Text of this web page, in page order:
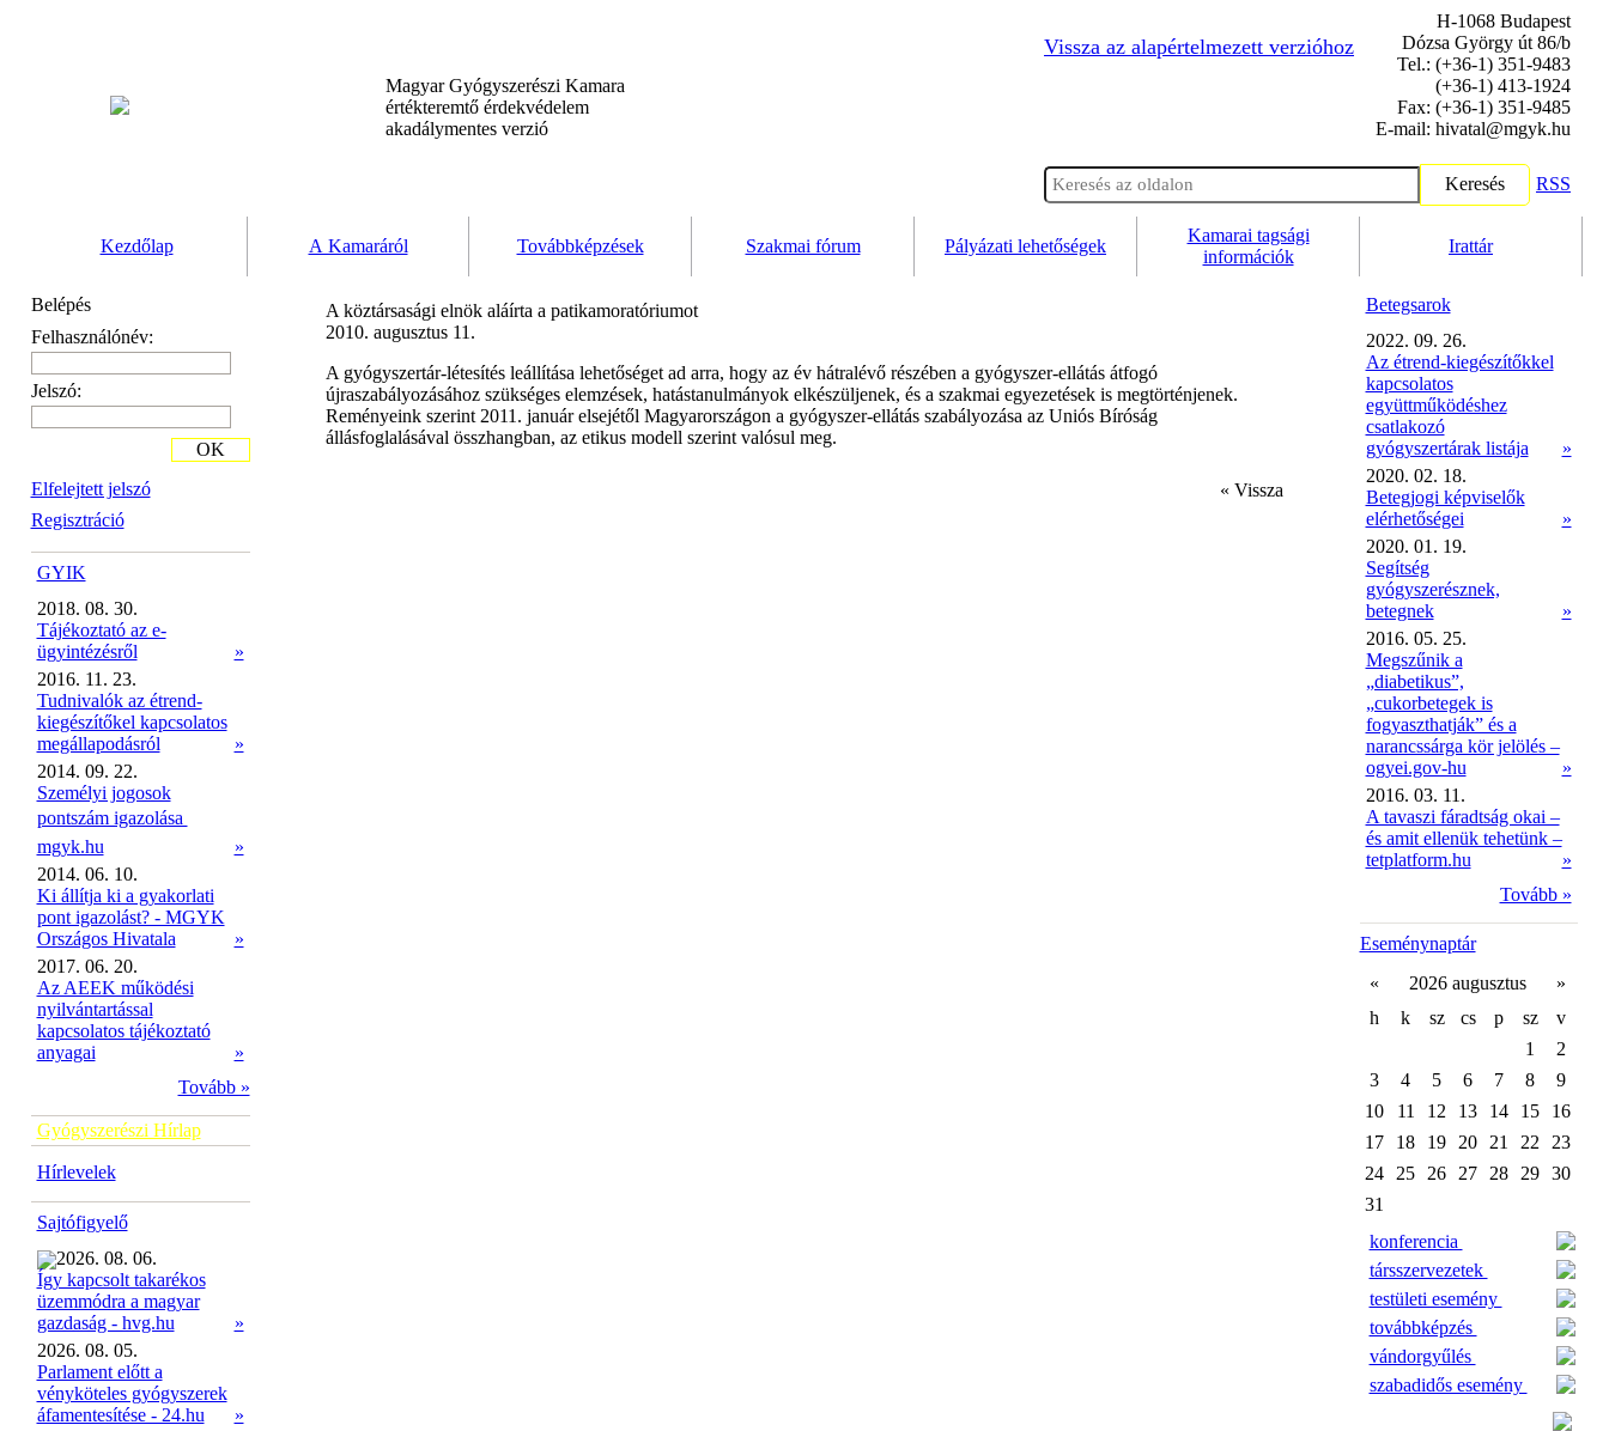
Magyar Gyógyszerészi Kamara
értékteremtő érdekvédelem
akadálymentes verzió
Vissza az alapértelmezett verzióhoz
H-1068 Budapest
Dózsa György út 86/b
Tel.: (+36-1) 351-9483
(+36-1) 413-1924
Fax: (+36-1) 351-9485
E-mail: hivatal@mgyk.hu
Keresés RSS
Kezdőlap A Kamaráról Továbbképzések Szakmai fórum Pályázati lehetőségek
Kamarai tagsági
információk
Irattár
Belépés
Felhasználónév:
Jelszó:
Elfelejtett jelszó
Regisztráció
OK
GYIK
2018. 08. 30.
Tájékoztató az e-
ügyintézésről
»
2016. 11. 23.
Tudnivalók az étrend-
kiegészítőkel kapcsolatos
megállapodásról
»
2014. 09. 22.
Személyi jogosok
pontszám igazolása 
mgyk.hu
»
2014. 06. 10.
Ki állítja ki a gyakorlati
pont igazolást? - MGYK
Országos Hivatala
»
2017. 06. 20.
Az AEEK működési
nyilvántartással
kapcsolatos tájékoztató
anyagai
»
Tovább »
Gyógyszerészi Hírlap
Hírlevelek
Sajtófigyelő
2026. 08. 06.
Így kapcsolt takarékos
üzemmódra a magyar
gazdaság - hvg.hu
»
2026. 08. 05.
Parlament előtt a
vényköteles gyógyszerek
áfamentesítése - 24.hu
»
A köztársasági elnök aláírta a patikamoratóriumot
2010. augusztus 11.
A gyógyszertár-létesítés leállítása lehetőséget ad arra, hogy az év hátralévő részében a gyógyszer-ellátás átfogó
újraszabályozásához szükséges elemzések, hatástanulmányok elkészüljenek, és a szakmai egyezetések is megtörténjenek.
Reményeink szerint 2011. január elsejétől Magyarországon a gyógyszer-ellátás szabályozása az Uniós Bíróság
állásfoglalásával összhangban, az etikus modell szerint valósul meg.
« Vissza
Betegsarok
2022. 09. 26.
Az étrend-kiegészítőkkel
kapcsolatos
együttműködéshez
csatlakozó
gyógyszertárak listája
»
2020. 02. 18.
Betegjogi képviselők
elérhetőségei
»
2020. 01. 19.
Segítség
gyógyszerésznek,
betegnek
»
2016. 05. 25.
Megszűnik a
„diabetikus”,
„cukorbetegek is
fogyaszthatják” és a
narancssárga kör jelölés –
ogyei.gov-hu
»
2016. 03. 11.
A tavaszi fáradtság okai –
és amit ellenük tehetünk –
tetplatform.hu
»
Tovább »
Eseménynaptár
«
2026 augusztus
»
h
k sz cs p sz
v
1
2
3
4 5 6 7 8
9
10
11 12 13 14 15
16
17
18 19 20 21 22
23
24
25 26 27 28 29 30
31
konferencia
társszervezetek
testületi esemény
továbbképzés
vándorgyűlés
szabadidős esemény